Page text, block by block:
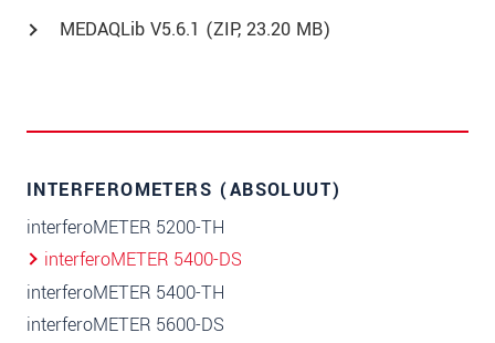
MEDAQLib V5.6.1 (ZIP, 23.20 MB)
INTERFEROMETERS (ABSOLUUT)
interferoMETER 5200-TH
interferoMETER 5400-DS
interferoMETER 5400-TH
interferoMETER 5600-DS